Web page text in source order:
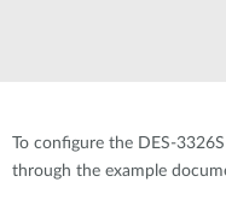
To configure the DES-
through the example